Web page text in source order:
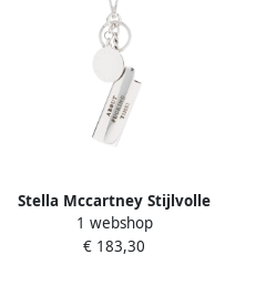
Stella Mccartney Stijlvolle
sleutelhanger met
karabijnhaak Gray Dames
1 webshop
€ 183,30